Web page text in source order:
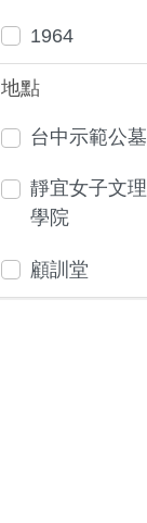
1964
地點
台中示範公墓
靜宜女子文理
學院
顧訓堂